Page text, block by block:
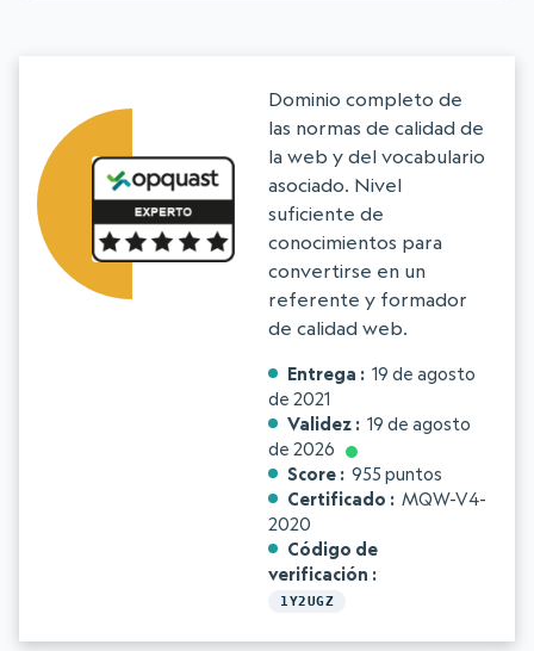
Dominio completo de
las normas de calidad de
la web y del vocabulario
asociado. Nivel
suficiente de
conocimientos para
convertirse en un
referente y formador
de calidad web.
Entrega
19 de agosto
de 2021
Validez
19 de agosto
de 2026
Score
955 puntos
Certificado
MQW-V4-
2020
Código de
verificación
1Y2UGZ